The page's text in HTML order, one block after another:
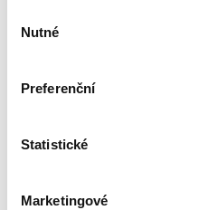
souhlasu
Nutné
Preferenční
Statistické
Marketingové